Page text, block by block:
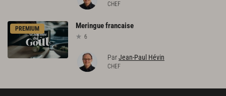
CHEF
PREMIUM Meringuefrancaise
6
ParJean-Paul Hévin
CHEF